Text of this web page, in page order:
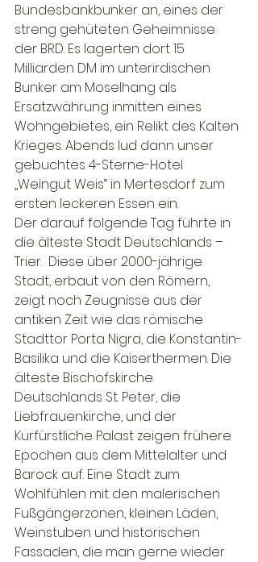
Bundesbankbunker an, eines der
streng gehüteten Geheimnisse
der BRD. Es lagerten dort 15
Milliarden DM im unterirdischen
Bunker am Moselhang als
Ersatzwährung inmitten eines
Wohngebietes, ein Relikt des Kalten
Krieges. Abends lud dann unser
gebuchtes 4-Sterne-Hotel
„Weingut Weis“ in Mertesdorf zum
ersten leckeren Essen ein.
Der darauf folgende Tag führte in
die älteste Stadt Deutschlands –
Trier.  Diese über 2000-jährige
Stadt, erbaut von den Römern,
zeigt noch Zeugnisse aus der
antiken Zeit wie das römische
Stadttor Porta Nigra, die Konstantin-
Basilika und die Kaiserthermen. Die
älteste Bischofskirche
Deutschlands St. Peter, die
Liebfrauenkirche, und der
Kurfürstliche Palast zeigen frühere
Epochen aus dem Mittelalter und
Barock auf. Eine Stadt zum
Wohlfühlen mit den malerischen
Fußgängerzonen, kleinen Läden,
Weinstuben und historischen
Fassaden, die man gerne wieder